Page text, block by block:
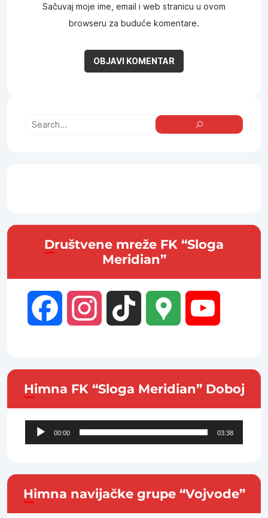
Sačuvaj moje ime, email i web stranicu u ovom
browseru za buduće komentare.
Društvene mreže FK “Sloga
Meridian”
Facebook Instagram TikTok Google
Himna FK “Sloga Meridian” Doboj
Audio
Player
00:00 03:38
Himna navijačke grupe “Vojvode”